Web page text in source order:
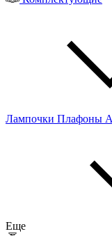
Лампочки Плафоны
Еще